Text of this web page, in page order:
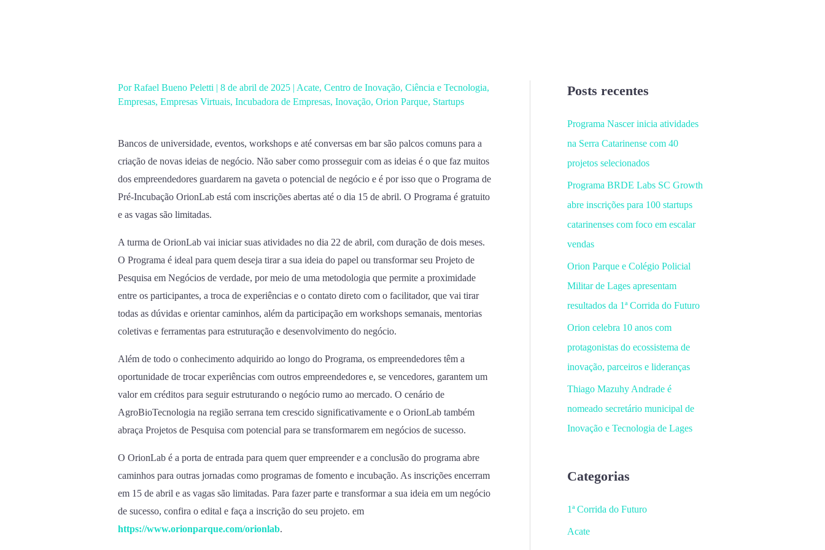
PorRafael Bueno Peletti | 8 de abril de 2025 | Acate, Centro de Inovação, Ciência e Tecnologia,
Empresas, Empresas Virtuais, Incubadora de Empresas, Inovação, Orion Parque, Startups
Bancos de universidade, eventos, workshops e até conversas em bar são palcos comuns para a
criação de novas ideias de negócio. Não saber como prosseguir com as ideias é o que faz muitos
dos empreendedores guardarem na gaveta o potencial de negócio e é por isso que o Programa de
Pré-Incubação OrionLab está com inscrições abertas até o dia 15 de abril. O Programa é gratuito
e as vagas são limitadas.
A turma de OrionLab vai iniciar suas atividades no dia 22 de abril, com duração de dois meses.
O Programa é ideal para quem deseja tirar a sua ideia do papel ou transformar seu Projeto de
Pesquisa em Negócios de verdade, por meio de uma metodologia que permite a proximidade
entre os participantes, a troca de experiências e o contato direto com o facilitador, que vai tirar
todas as dúvidas e orientar caminhos, além da participação em workshops semanais, mentorias
coletivas e ferramentas para estruturação e desenvolvimento do negócio.
Além de todo o conhecimento adquirido ao longo do Programa, os empreendedores têm a
oportunidade de trocar experiências com outros empreendedores e, se vencedores, garantem um
valor em créditos para seguir estruturando o negócio rumo ao mercado. O cenário de
AgroBioTecnologia na região serrana tem crescido significativamente e o OrionLab também
abraça Projetos de Pesquisa com potencial para se transformarem em negócios de sucesso.
O OrionLab é a porta de entrada para quem quer empreender e a conclusão do programa abre
caminhos para outras jornadas como programas de fomento e incubação. As inscrições encerram
em 15 de abril e as vagas são limitadas. Para fazer parte e transformar a sua ideia em um negócio
de sucesso, confira o edital e faça a inscrição do seu projeto. em
https://www.orionparque.com/orionlab.
Posts recentes
Programa Nascer inicia atividades
na Serra Catarinense com 40
projetos selecionados
Programa BRDE Labs SC Growth
abre inscrições para 100 startups
catarinenses com foco em escalar
vendas
Orion Parque e Colégio Policial
Militar de Lages apresentam
resultados da 1ª Corrida do Futuro
Orion celebra 10 anos com
protagonistas do ecossistema de
inovação, parceiros e lideranças
Thiago Mazuhy Andrade é
nomeado secretário municipal de
Inovação e Tecnologia de Lages
Categorias
1ª Corrida do Futuro
Acate